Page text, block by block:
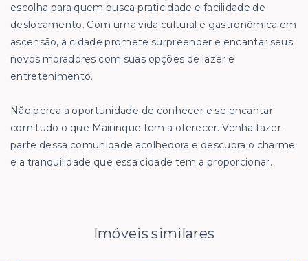
escolha para quem busca praticidade e facilidade de
deslocamento. Com uma vida cultural e gastronômica em
ascensão, a cidade promete surpreender e encantar seus
novos moradores com suas opções de lazer e
entretenimento.
Não perca a oportunidade de conhecer e se encantar
com tudo o que Mairinque tem a oferecer. Venha fazer
parte dessa comunidade acolhedora e descubra o charme
e a tranquilidade que essa cidade tem a proporcionar.
Imóveis similares